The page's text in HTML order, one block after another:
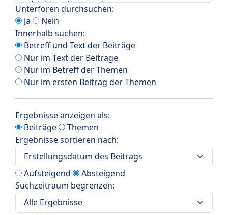
Unterforen durchsuchen:
Ja
Nein
Innerhalb suchen:
Betreff und Text der Beiträge
Nur im Text der Beiträge
Nur im Betreff der Themen
Nur im ersten Beitrag der Themen
Ergebnisse anzeigen als:
Beiträge
Themen
Ergebnisse sortieren nach:
Aufsteigend
Absteigend
Suchzeitraum begrenzen: